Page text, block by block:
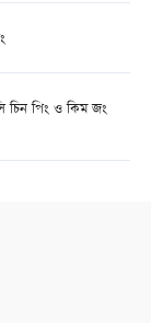
চিন পিং ও কিম জং